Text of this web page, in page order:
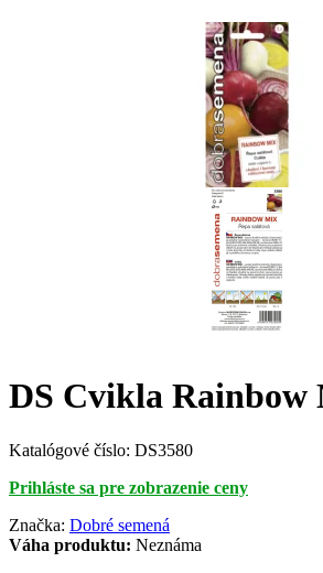
DS Cvikla Rainbow
Katalógové číslo: DS3580
Prihláste sa pre zobrazenie ceny
Značka: Dobré semená
Váha produktu: Neznáma